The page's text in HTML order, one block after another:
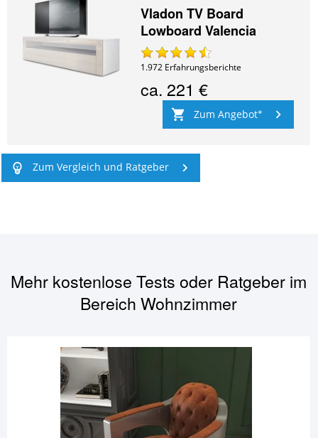
Vladon TV Board
Lowboard Valencia
1.972 Erfahrungsberichte
ca.221 €
Zum Angebot
Zum Vergleich und Ratgeber
Mehr kostenlose Tests oder Ratgeber im
BereichWohnzimmer